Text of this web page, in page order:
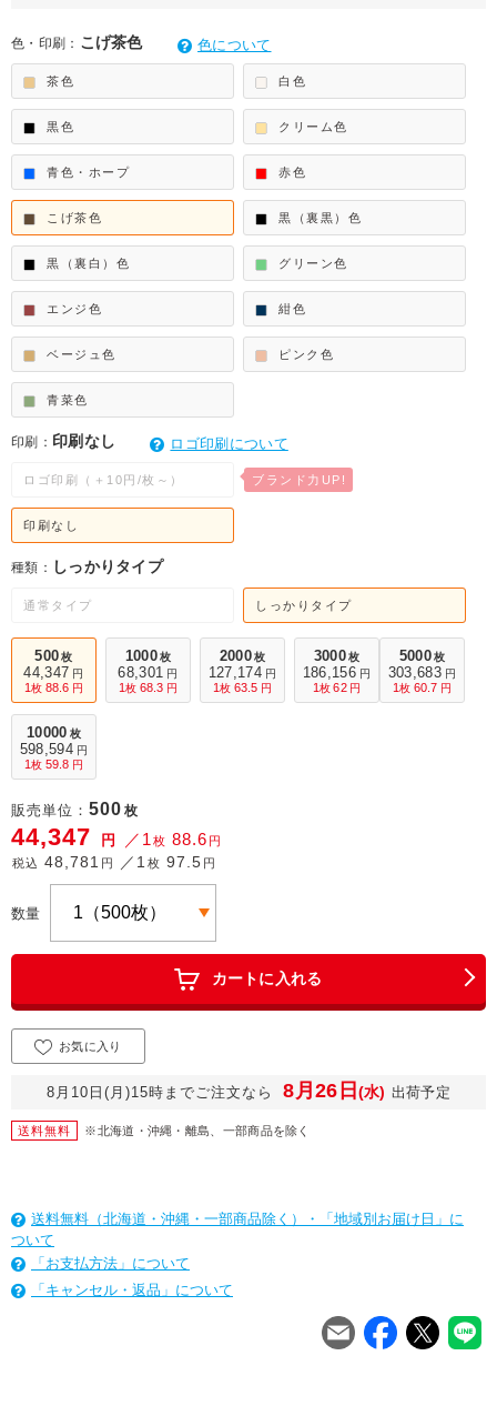
色・印刷： こげ茶色 色について
茶色 白色
黒色 クリーム色
青色・ホープ 赤色
こげ茶色 黒（裏黒）色
黒（裏白）色 グリーン色
エンジ色 紺色
ベージュ色 ピンク色
青菜色
印刷： 印刷なし ロゴ印刷について
ロゴ印刷（＋10円/枚～）
印刷なし
種類： しっかりタイプ
通常タイプ しっかりタイプ
500 枚
44,347 円
1枚 88.6 円
1000枚
68,301 円
1枚 68.3 円
2000枚
127,174 円
1枚 63.5 円
3000枚
186,156 円
1枚 62 円
5000枚
303,683 円
1枚 60.7 円
10000 枚
598,594 円
1枚 59.8 円
販売単位： 500 枚
44,347 円 ／1 枚 88.6 円
税込 48,781 円 ／1 枚 97.5 円
数量
カートに入れる
8月10日(月)15時までご注文なら 8月26日 (水) 出荷予定
お気に入り
送料無料 ※北海道・沖縄・離島、一部商品を除く
送料無料（北海道・沖縄・一部商品除く）・「地域別お届け日」に
ついて
「お支払方法」について
「キャンセル・返品」について